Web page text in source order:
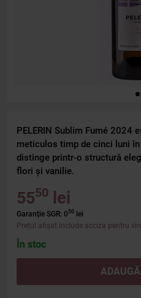
PELERIN Sublim Fumé 2024
meticulos timp de cinci luni
distinge printr-o structură
flori și vanilie.
5550 lei
Garanție SGR: 0 50 lei
Prețul afișat include acciza pentru
În stoc